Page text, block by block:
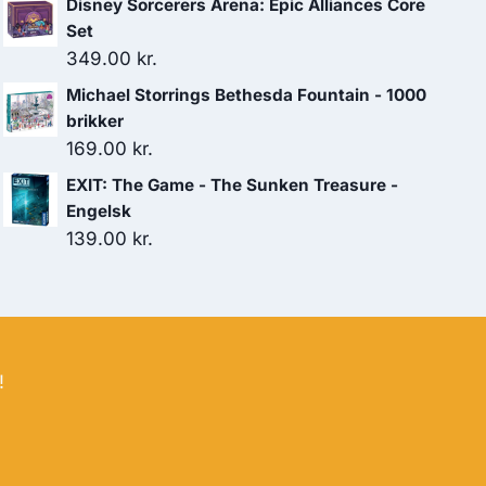
Disney Sorcerers Arena: Epic Alliances Core
Set
349.00 kr.
Michael Storrings Bethesda Fountain - 1000
brikker
169.00 kr.
EXIT: The Game - The Sunken Treasure -
Engelsk
139.00 kr.